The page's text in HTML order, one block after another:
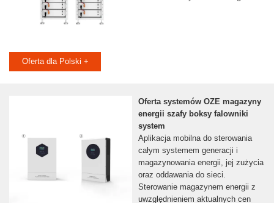
Oferta dla Polski +
Oferta systemów OZE magazyny
energii szafy boksy falowniki
system
Aplikacja mobilna do sterowania
całym systemem generacji i
magazynowania energii, jej zużycia
oraz oddawania do sieci.
Sterowanie magazynem energii z
uwzględnieniem aktualnych cen